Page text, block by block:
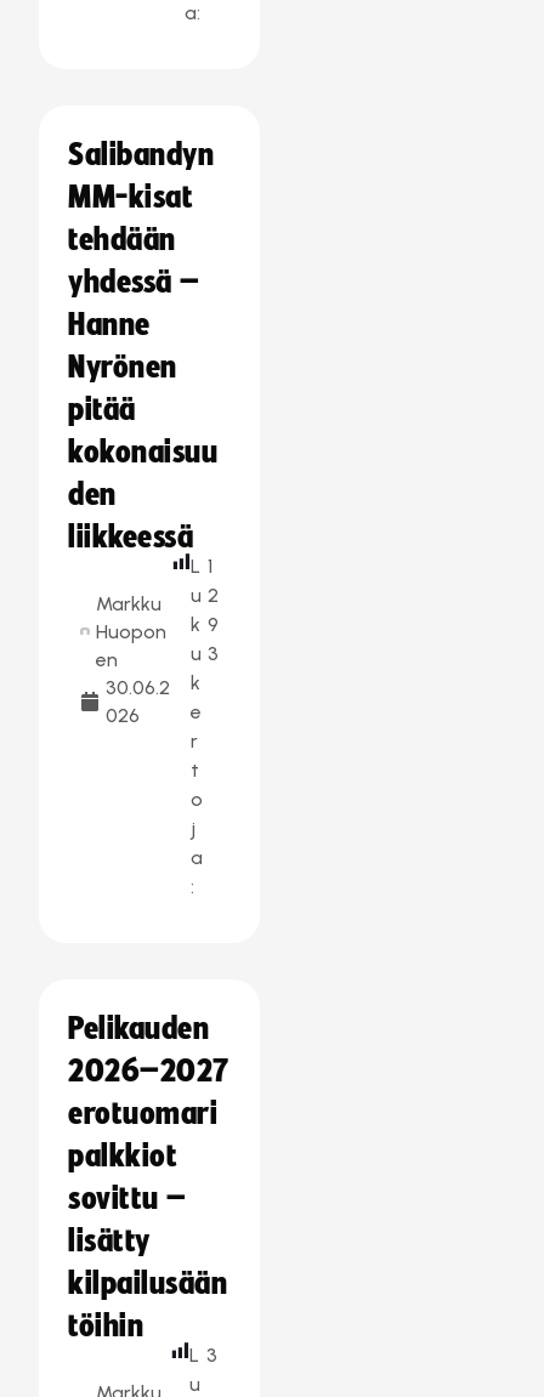
a:
Salibandyn
MM-kisat
tehdään
yhdessä –
Hanne
Nyrönen
pitää
kokonaisuu
den
liikkeessä
Markku
Huopon
en
30.06.2
026
L
u
k
u
k
e
r
t
o
j
a
:
1
2
9
3
Pelikauden
2026–2027
erotuomari
palkkiot
sovittu –
lisätty
kilpailusään
töihin
L
u
3